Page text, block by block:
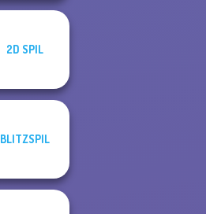
2D SPIL
BLITZSPIL